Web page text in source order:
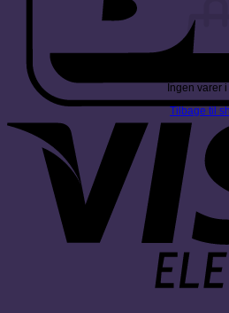
Ingen varer i
Tilbage til